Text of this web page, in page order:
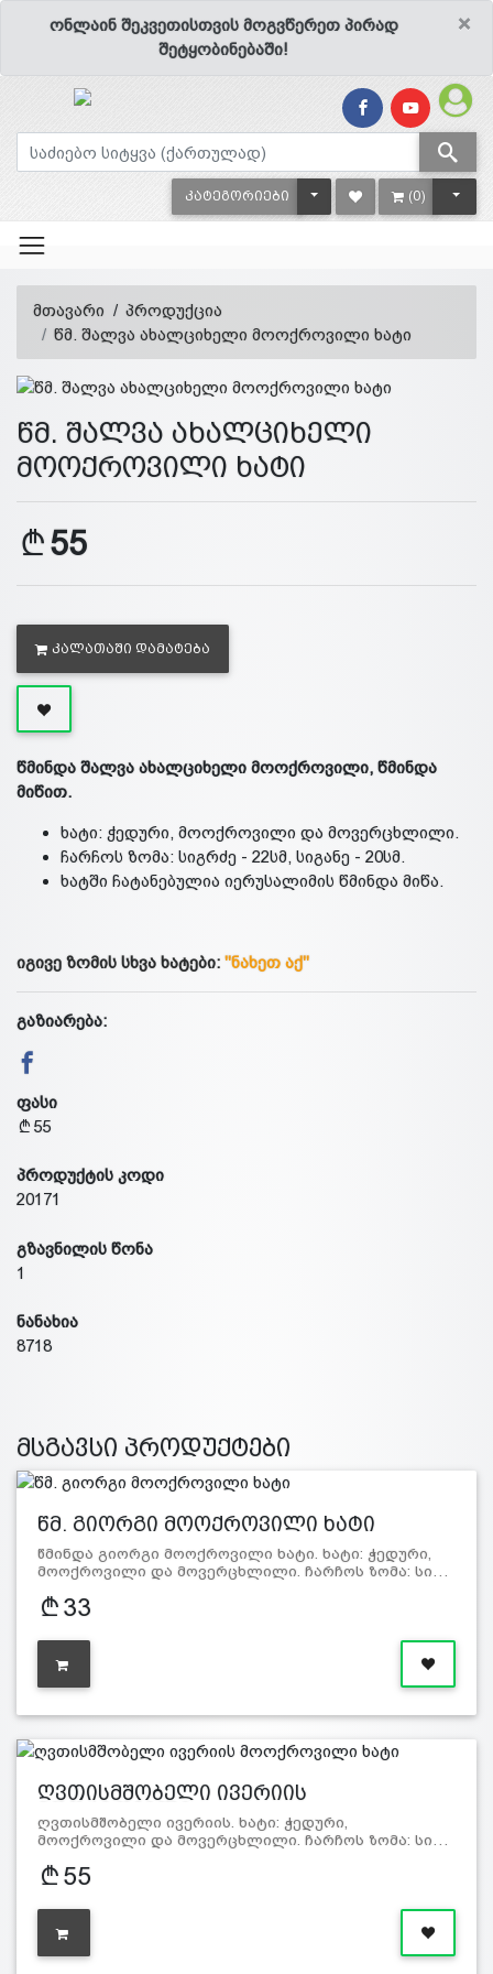
×
ონლაინ შეკვეთისთვის მოგვწერეთ პირად
შეტყობინებაში!
ᲙᲐᲢᲔᲒᲝᲠᲘᲔᲑᲘ TOGGLE DROPDOWN
(0)
მთავარი
პროდუქცია
წმ. შალვა ახალციხელი მოოქროვილი ხატი
წმ. შალვა ახალციხელი
მოოქროვილი ხატი
55
ᲙᲐᲚᲐᲗᲐᲨᲘ ᲓᲐᲛᲐᲢᲔᲑᲐ
წმინდა შალვა ახალციხელი მოოქროვილი, წმინდა
მიწით.
ხატი: ჭედური, მოოქროვილი და მოვერცხლილი.
ჩარჩოს ზომა: სიგრძე - 22სმ, სიგანე - 20სმ.
ხატში ჩატანებულია იერუსალიმის წმინდა მიწა.
იგივე ზომის სხვა ხატები: "ნახეთ აქ"
გაზიარება:
ფასი
55
პროდუქტის კოდი
20171
გზავნილის წონა
1
ნანახია
8718
მსგავსი პროდუქტები
წმ. გიორგი მოოქროვილი ხატი
წმინდა გიორგი მოოქროვილი ხატი. ხატი: ჭედური,
მოოქროვილი და მოვერცხლილი. ჩარჩოს ზომა: სი…
33
ღვთისმშობელი ივერიის
ღვთისმშობელი ივერიის. ხატი: ჭედური,
მოოქროვილი და მოვერცხლილი. ჩარჩოს ზომა: სი…
55